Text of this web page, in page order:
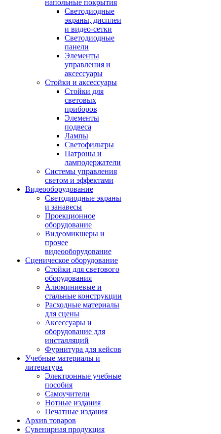
напольные покрытия
Светодиодные
экраны, дисплеи
и видео-сетки
Светодиодные
панели
Элементы
управления и
аксессуары
Стойки и аксессуары
Стойки для
световых
приборов
Элементы
подвеса
Лампы
Светофильтры
Патроны и
ламподержатели
Системы управления
светом и эффектами
Видеооборудование
Светодиодные экраны
и занавесы
Проекционное
оборудование
Видеомикшеры и
прочее
видеооборудование
Сценическое оборудование
Стойки для светового
оборудования
Алюминиевые и
стальные конструкции
Расходные материалы
для сцены
Аксессуары и
оборудование для
инсталляций
Фурнитура для кейсов
Учебные материалы и
литература
Электронные учебные
пособия
Самоучители
Нотные издания
Печатные издания
Архив товаров
Сувенирная продукция